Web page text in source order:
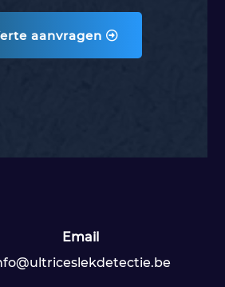
aanvragen
Email